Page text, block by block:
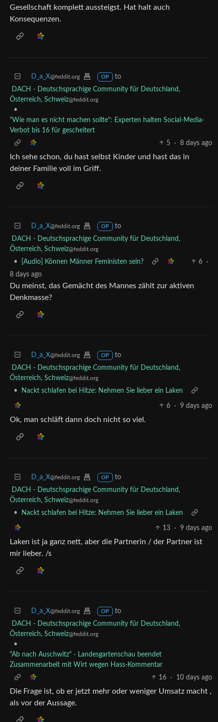
Gesellschaft komplett aussteigst. Hat halt auch
Konsequenzen.
D_a_X@feddit.org OP
to
DACH - Deutschsprachige Community für Deutschland,
Österreich, Schweiz@feddit.org
•
"Wie man es nicht machen sollte": Experten halten Social-Media-
Verbot bis 16 für gescheitert
5
· 8 days ago
Ich sehe schon, du hast selbst Kinder und hast das in
deiner Familie voll im Griff.
D_a_X@feddit.org OP
to
DACH - Deutschsprachige Community für Deutschland,
Österreich, Schweiz@feddit.org
• [Audio] Können Männer Feministen sein? 6
·
8 days ago
Du meinst, das Gemächt des Mannes zählt zur aktiven
Denkmasse?
D_a_X@feddit.org OP
to
DACH - Deutschsprachige Community für Deutschland,
Österreich, Schweiz@feddit.org
• Nackt schlafen bei Hitze: Nehmen Sie lieber ein Laken
6 · 9 days ago
Ok, man schläft dann doch nicht so viel.
D_a_X@feddit.org OP
to
DACH - Deutschsprachige Community für Deutschland,
Österreich, Schweiz@feddit.org
• Nackt schlafen bei Hitze: Nehmen Sie lieber ein Laken
13 · 9 days ago
Laken ist ja ganz nett, aber die Partnerin / der Partner ist
mir lieber. /s
D_a_X@feddit.org OP
to
DACH - Deutschsprachige Community für Deutschland,
Österreich, Schweiz@feddit.org
•
"Ab nach Auschwitz" - Landesgartenschau beendet
Zusammenarbeit mit Wirt wegen Hass-Kommentar
16
· 10 days ago
Die Frage ist, ob er jetzt mehr oder weniger Umsatz macht ,
als vor der Aussage.